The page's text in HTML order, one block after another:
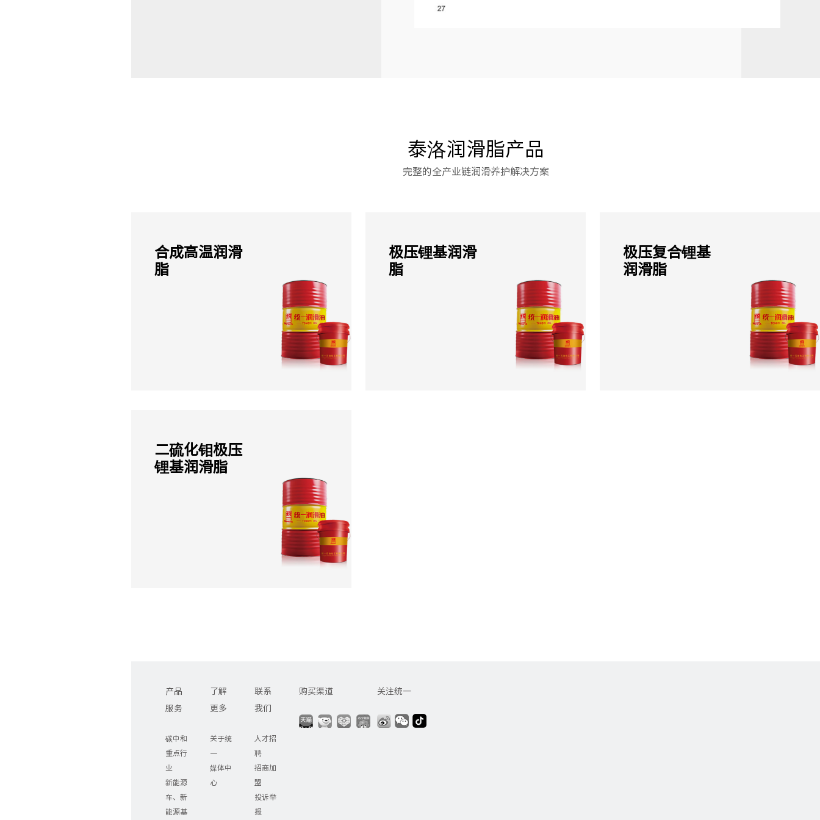
泰洛润滑脂产品
完整的全产业链润滑养护解决方案
合成高温润滑
脂
极压锂基润滑
脂
极压复合锂基
润滑脂
二硫化钼极压
锂基润滑脂
产品
服务
碳中和
重点行
业
新能源
车、新
能源基
了解
更多
关于统
一
媒体中
心
联系
我们
人才招
聘
招商加
盟
投诉举
报
购买渠道 关注统一